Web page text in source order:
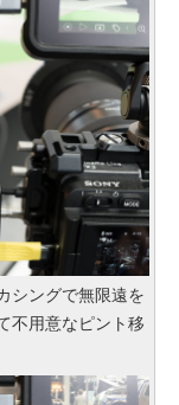
シングで無限遠を
不用意なピント移